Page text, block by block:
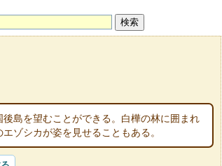
島を望むことができる。白樺の林に囲まれ
ゾシカが姿を見せることもある。